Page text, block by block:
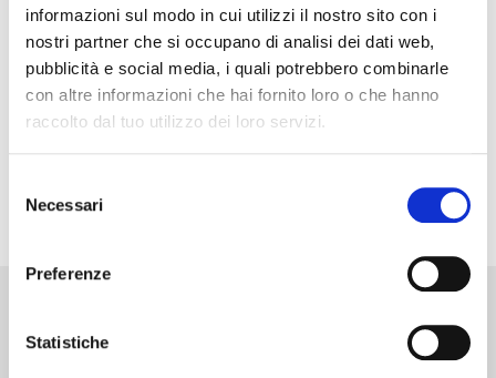
informazioni sul modo in cui utilizzi il nostro sito con i
nostri partner che si occupano di analisi dei dati web,
pubblicità e social media, i quali potrebbero combinarle
con altre informazioni che hai fornito loro o che hanno
raccolto dal tuo utilizzo dei loro servizi.
delNecessari
Preferenze
Statistiche
Brescia Leonessa! Per maggiori informazioni e per confermare la
propria presenza scrivere aallasalute@outlook.it
Senza categoria